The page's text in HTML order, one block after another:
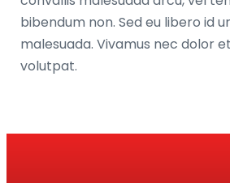
bibendum non. Sed eu libero id
malesuada. Vivamus nec dolor
volutpat.